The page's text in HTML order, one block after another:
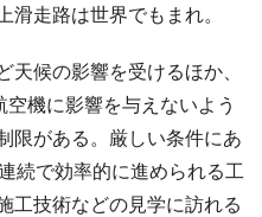
滑走路は世界でもまれ。
候の影響を受けるほか、
機に影響を与えないよう
限がある。厳しい条件にあ
続で効率的に進められる工
工技術などの見学に訪れる